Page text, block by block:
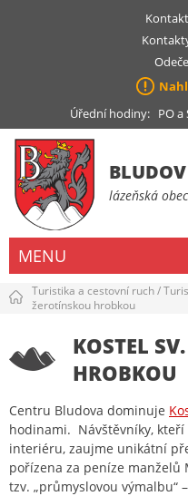
Úřední hodiny: PO a
BLUDOV
lázeňská obec
MENU
Turistika a cestovní ruch/
žerotínskou hrobkou
KOSTEL
HROBKOU
Centru Bludova dominuje
hodinami. Návštěvníky,
interiéru, zaujme unikátní
pořízena za peníze manželů
tzv. „průmyslovou výmalbu“